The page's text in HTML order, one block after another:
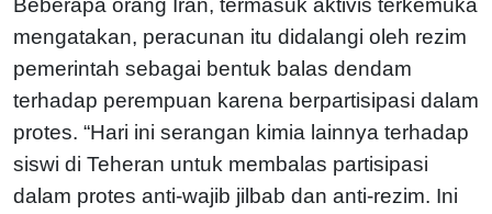
Beberapa orang Iran, termasuk aktivis terkemuka
mengatakan, peracunan itu didalangi oleh rezim
pemerintah sebagai bentuk balas dendam
terhadap perempuan karena berpartisipasi dalam
protes. “Hari ini serangan kimia lainnya terhadap
siswi di Teheran untuk membalas partisipasi
dalam protes anti-wajib jilbab dan anti-rezim. Ini